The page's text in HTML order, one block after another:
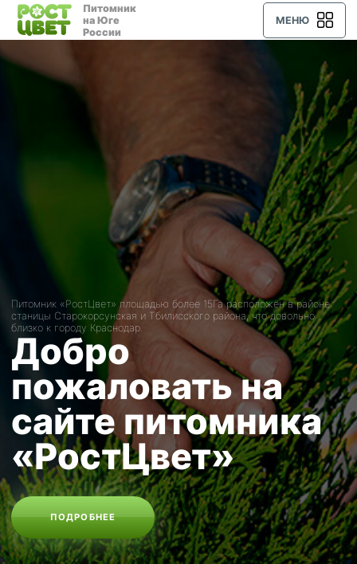
Питомник
на Юге
России
МЕНЮ
Питомник «РостЦвет» площадью более 15Га расположен в районе
станицы Старокорсунская и Тбилисского района, что довольно
близко к городу Краснодар.
Добро
пожаловать на
сайте питомника
«РостЦвет»
ПОДРОБНЕЕ